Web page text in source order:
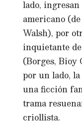
lado,
americano
Walsh), por
inquietante
(Borges, Bioy
por un lado,
una ficción
trama
criollista.